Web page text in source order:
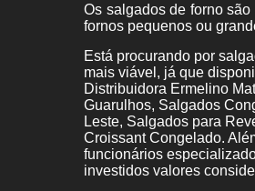
Os salgados de forno
fornos pequenos ou
Está procurando por
mais viável, já que
Distribuidora Ermelino
Guarulhos, Salgados
Leste, Salgados para
Croissant Congelado.
funcionários
investidos valores